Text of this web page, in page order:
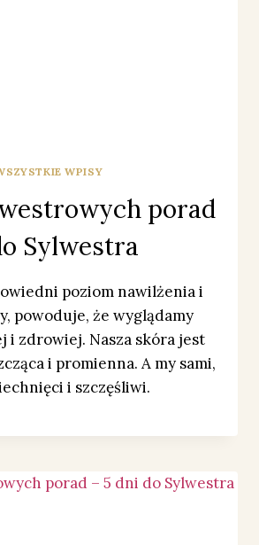
WPISY
porad
Sylwestra
poziom nawilżenia i
powoduje, że wyglądamy
i zdrowiej. Nasza skóra jest
i promienna. A my sami,
i szczęśliwi.